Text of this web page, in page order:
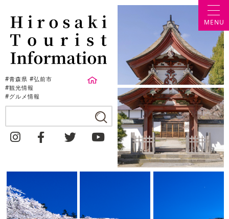
MENU
#青森県 #弘前市
#観光情報
#グルメ情報